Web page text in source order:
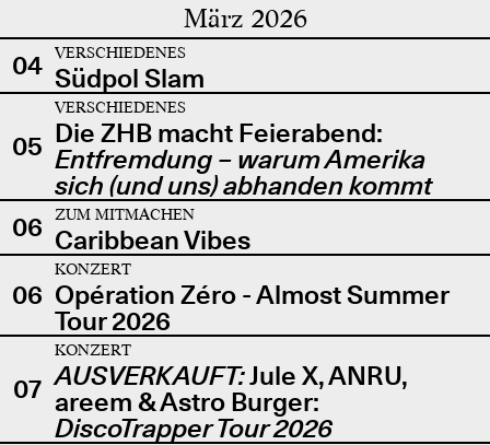
März 2026
04 VERSCHIEDENES
Südpol Slam
05
VERSCHIEDENES
Die ZHB macht Feierabend:
Entfremdung – warum Amerika
sich (und uns) abhanden kommt
06
ZUM MITMACHEN
Caribbean Vibes
06
KONZERT
Opération Zéro - Almost Summer
Tour 2026
07
KONZERT
AUSVERKAUFT:Jule X, ANRU,
areem & Astro Burger:
DiscoTrapper Tour 2026